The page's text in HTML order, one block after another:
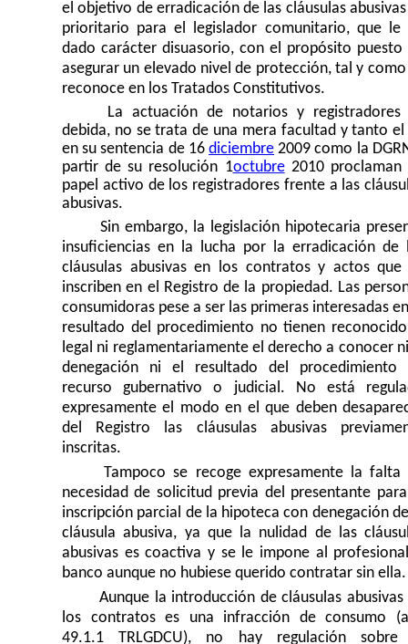
el objetivo de erradicación de las cláusulas abusivas
prioritario para el legislador comunitario, que le
dado carácter disuasorio, con el propósito puesto
asegurar un elevado nivel de protección, tal y como
reconoce en los Tratados Constitutivos.
La actuación de notarios y registradores
debida, no se trata de una mera facultad y tanto el
en su sentencia de 16 diciembre 2009 como la
partir de su resolución 1octubre2010 proclaman
papel activo de los registradores frente a las
abusivas.
Sin embargo, la legislación hipotecaria
insuficiencias en la lucha por la erradicación de
cláusulas abusivas en los contratos y actos que
inscriben en el Registro de la propiedad. Las
consumidoras pese a ser las primeras interesadas
resultado del procedimiento no tienen
legal ni reglamentariamente el derecho a conocer
denegación ni el resultado del procedimiento
recurso gubernativo o judicial. No está
expresamente el modo en el que deben
del Registro las cláusulas abusivas
inscritas.
Tampoco se recoge expresamente la falta
necesidad de solicitud previa del presentante
inscripción parcial de la hipoteca con denegación
cláusula abusiva, ya que la nulidad de las
abusivas es coactiva y se le impone al
banco aunque no hubiese querido contratar sin ella.
Aunque la introducción de cláusulas abusivas
los contratos es una infracción de consumo
49.1.1 TRLGDCU), no hay regulación